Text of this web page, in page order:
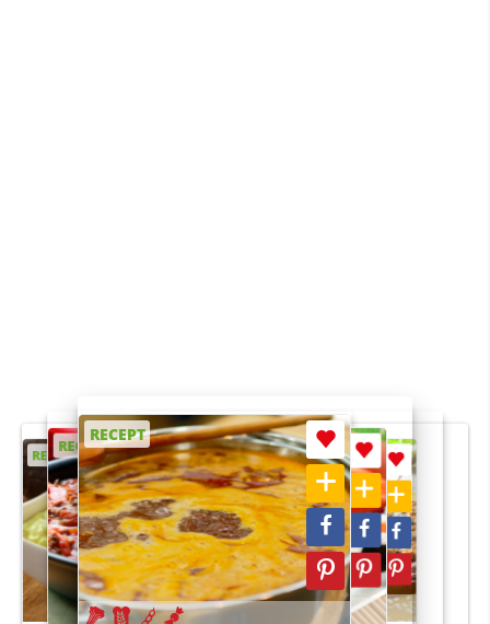
RECEPT
RECEPT
RECEPT
RECEPT
RECEPT